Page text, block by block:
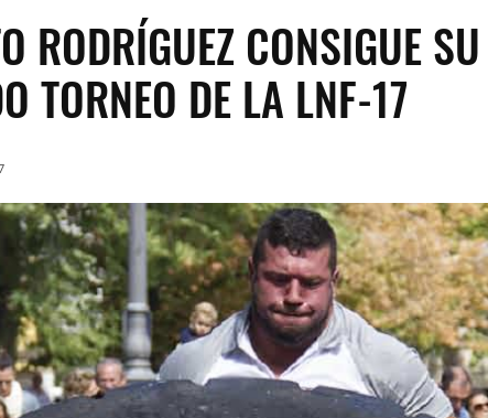
RODRÍGUEZ CONSIGUE SU
TORNEO DE LA LNF-17